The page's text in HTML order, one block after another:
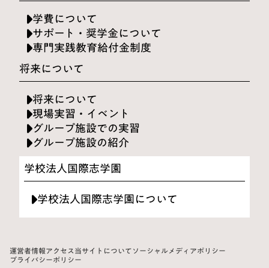
学費について
サポート・奨学金について
専門実践教育給付金制度
将来について
将来について
現場実習・イベント
グループ施設での実習
グループ施設の紹介
学校法人国際志学園
学校法人国際志学園について
運営者情報アクセス当サイトについてソーシャルメディアポリシー
プライバシーポリシー